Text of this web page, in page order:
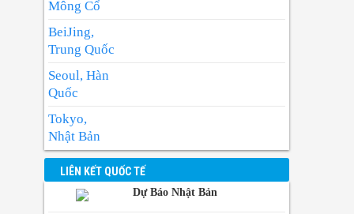
Có mây, có mưa rào và dông vài nơi; riêng
chiều tối có mưa rào và dông rải rác, cục
bộ có nơi mưa to. Gió tây nam cấp 2-3.
Trong mưa dông có khả năng xảy ra lốc,
sét và gió giật mạnh.
Mông Cổ
BeiJing,
Trung Quốc
Seoul, Hàn
Quốc
Tokyo,
Nhật Bản
BangKok,
Thái Lan
Manila,
LIÊN KẾT QUỐC TẾ
Dự Báo Nhật Bản